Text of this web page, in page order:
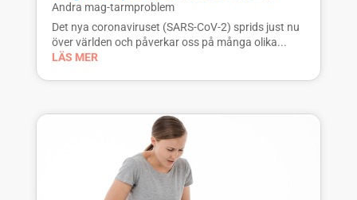
Andra mag-tarmproblem
Det nya coronaviruset (SARS-CoV-2) sprids just nu
över världen och påverkar oss på många olika...
LÄS MER